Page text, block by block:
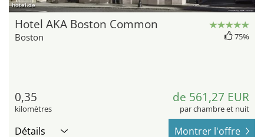
hotel.de
Hotel AKA Boston Common
Boston 75%
0,35
kilomètres
de 561,27 EUR
par chambre et nuit
Détails Montrer l'offre